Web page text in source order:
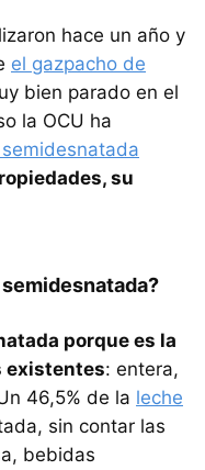
hace un año y
el gazpacho de
bien parado en el
la OCU ha
su
porque es la
existentes: entera,
46,5% de la leche
sin contar las
bebidas